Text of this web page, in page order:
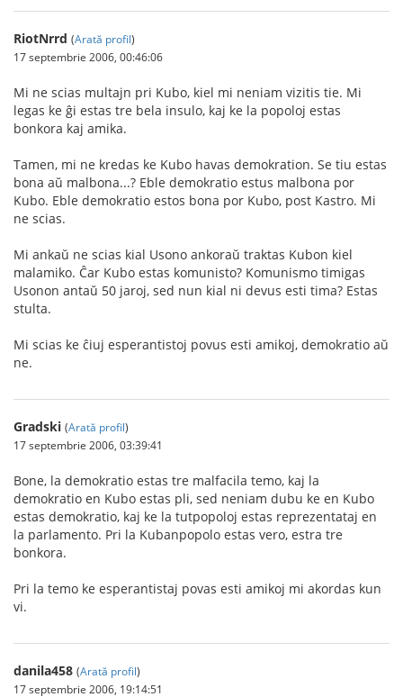
RiotNrrd (Arată profil)
17 septembrie 2006, 00:46:06
Mi ne scias multajn pri Kubo, kiel mi neniam vizitis tie. Mi
legas ke ĝi estas tre bela insulo, kaj ke la popoloj estas
bonkora kaj amika.
Tamen, mi ne kredas ke Kubo havas demokration. Se tiu estas
bona aŭ malbona...? Eble demokratio estus malbona por
Kubo. Eble demokratio estos bona por Kubo, post Kastro. Mi
ne scias.
Mi ankaŭ ne scias kial Usono ankoraŭ traktas Kubon kiel
malamiko. Ĉar Kubo estas komunisto? Komunismo timigas
Usonon antaŭ 50 jaroj, sed nun kial ni devus esti tima? Estas
stulta.
Mi scias ke ĉiuj esperantistoj povus esti amikoj, demokratio aŭ
ne.
Gradski (Arată profil)
17 septembrie 2006, 03:39:41
Bone, la demokratio estas tre malfacila temo, kaj la
demokratio en Kubo estas pli, sed neniam dubu ke en Kubo
estas demokratio, kaj ke la tutpopoloj estas reprezentataj en
la parlamento. Pri la Kubanpopolo estas vero, estra tre
bonkora.
Pri la temo ke esperantistaj povas esti amikoj mi akordas kun
vi.
danila458 (Arată profil)
17 septembrie 2006, 19:14:51